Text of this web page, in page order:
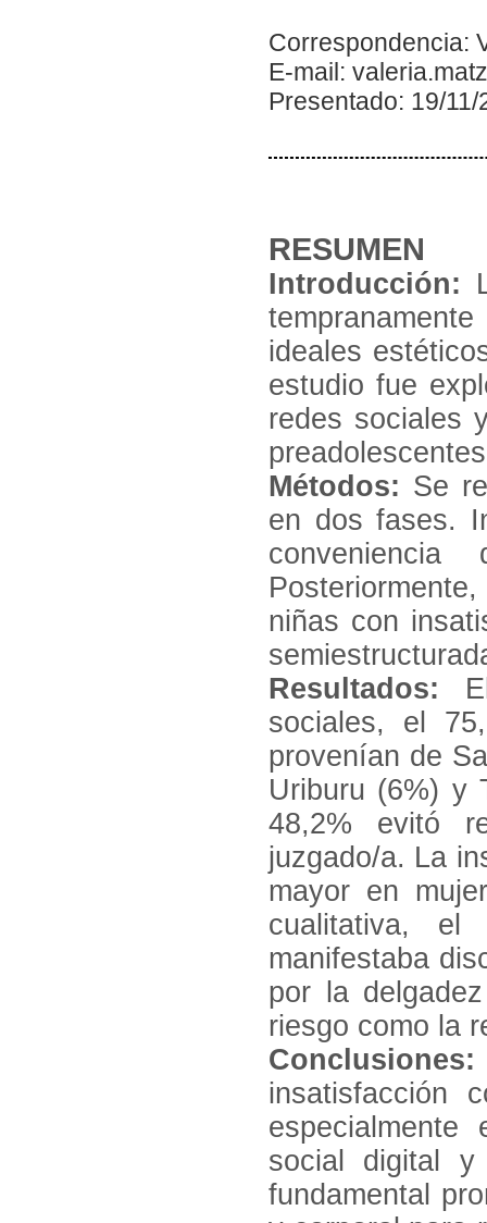
Correspondencia:
E-mail:
Presentado: 19/
RESUMEN
Introducción:
ideales
estudio fue
redes sociales
Métodos: Se
en dos fases.
niñas con
Resultados:
sociales, el
provenían de
Uriburu (6%) y
48,2% evitó
juzgado/a. La
mayor en
cualitativa,
manifestaba
por la
riesgo como la
Conclusiones:
insatisfacción
social digital y
fundamental